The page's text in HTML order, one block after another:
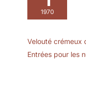
1970
Velouté crémeux
Entrées pour les